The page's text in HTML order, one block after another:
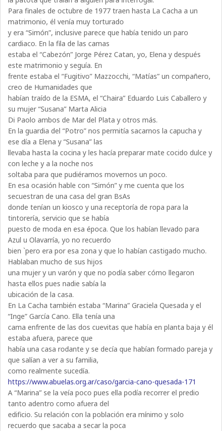
Para finales de octubre de 1977 traen hasta La Cacha a un
matrimonio, él venía muy torturado
y era “Simón”, inclusive parece que había tenido un paro
cardiaco. En la fila de las camas
estaba el “Cabezón” Jorge Pérez Catan, yo, Elena y después
este matrimonio y seguía. En
frente estaba el “Fugitivo” Mazzocchi, “Matías” un compañero,
creo de Humanidades que
habían traído de la ESMA, el “Chaira” Eduardo Luis Caballero y
su mujer “Susana” Marta Alicia
Di Paolo ambos de Mar del Plata y otros más.
En la guardia del “Potro” nos permitía sacarnos la capucha y
ese día a Elena y “Susana” las
llevaba hasta la cocina y les hacía preparar mate cocido dulce y
con leche y a la noche nos
soltaba para que pudiéramos movernos un poco.
En esa ocasión hable con “Simón” y me cuenta que los
secuestran de una casa del gran BsAs
donde tenían un kiosco y una receptoría de ropa para la
tintorería, servicio que se había
puesto de moda en esa época. Que los habían llevado para
Azul u Olavarría, yo no recuerdo
bien `pero era por esa zona y que lo habían castigado mucho.
Hablaban mucho de sus hijos
una mujer y un varón y que no podía saber cómo llegaron
hasta ellos pues nadie sabía la
ubicación de la casa.
En La Cacha también estaba “Marina” Graciela Quesada y el
“Inge” García Cano. Ella tenía una
cama enfrente de las dos cuevitas que había en planta baja y él
estaba afuera, parece que
había una casa rodante y se decía que habían formado pareja y
que salían a ver a su familia,
como realmente sucedía.
https://www.abuelas.org.ar/caso/garcia-cano-quesada-171
A “Marina” se la veía poco pues ella podía recorrer el predio
tanto adentro como afuera del
edificio. Su relación con la población era mínimo y solo
recuerdo que sacaba a secar la poca